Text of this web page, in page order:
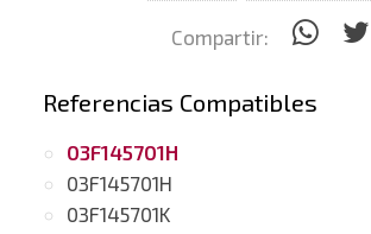
Compartir:
Referencias Compatibles
03F145701H
03F145701H
03F145701K